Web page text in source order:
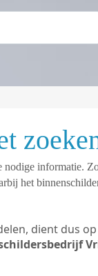
informatie.
het
dient dus